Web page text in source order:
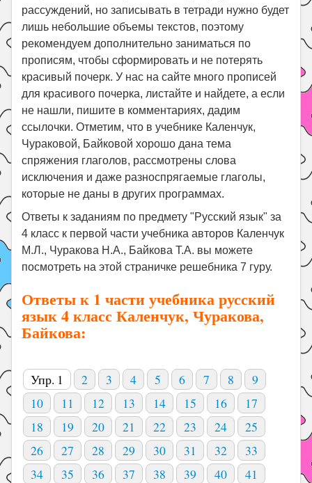
рассуждений, но записывать в тетради нужно будет
лишь небольшие объемы текстов, поэтому
рекомендуем дополнительно заниматься по
прописям, чтобы сформировать и не потерять
красивый почерк. У нас на сайте много прописей
для красивого почерка, листайте и найдете, а если
не нашли, пишите в комментариях, дадим
ссылочки. Отметим, что в учебнике Каленчук,
Чураковой, Байковой хорошо дана тема
спряжения глаголов, рассмотрены слова
исключения и даже разноспрягаемые глаголы,
которые не даны в других программах.
Ответы к заданиям по предмету "Русский язык" за
4 класс к первой части учебника авторов Каленчук
М.Л., Чуракова Н.А., Байкова Т.А. вы можете
посмотреть на этой страничке решебника 7 гуру.
Ответы к 1 части учебника русский
язык 4 класс Каленчук, Чуракова,
Байкова:
Упр. 1 2 3 4 5 6 7 8
9
10
11 12 13 14 15 16
17
18
19 20 21 22 23 24
25
26
27 28 29 30 31 32
33
34
35 36 37 38 39 40
41